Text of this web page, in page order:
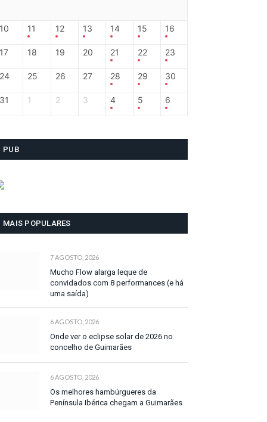
10 11 12 13 14 15 16
17 18 19 20 21 22 23
24 25 26 27 28 29 30
31 1 2 3 4 5 6
PUB
MAIS POPULARES
7 AGOSTO, 2026
Mucho Flow alarga leque de
convidados com 8 performances (e há
uma saída)
6 AGOSTO, 2026
Onde ver o eclipse solar de 2026 no
concelho de Guimarães
6 AGOSTO, 2026
Os melhores hambúrgueres da
Península Ibérica chegam a Guimarães